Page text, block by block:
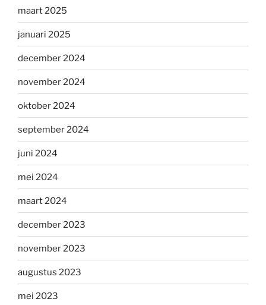
maart 2025
januari 2025
december 2024
november 2024
oktober 2024
september 2024
juni 2024
mei 2024
maart 2024
december 2023
november 2023
augustus 2023
mei 2023